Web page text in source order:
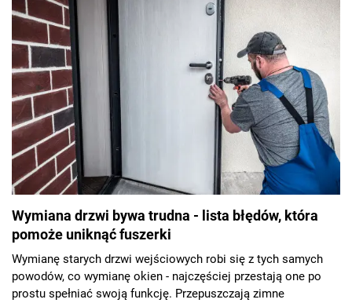
hydraulikowi.
Wymiana drzwi bywa trudna - lista błędów, która
pomoże uniknąć fuszerki
Wymianę starych drzwi wejściowych robi się z tych samych
powodów, co wymianę okien - najczęściej przestają one po
prostu spełniać swoją funkcję. Przepuszczają zimne